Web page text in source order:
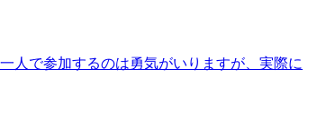
人で参加するのは勇気がいりますが、実際に